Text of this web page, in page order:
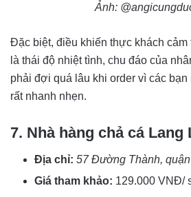
Ảnh:
Đặc biệt, điều khiến thực khách
là thái độ nhiệt tình, chu đáo của
phải đợi quá lâu khi order vì các
rất nhanh nhẹn.
7. Nhà hàng chả cá Lang
Địa chỉ: 57 Đường Thành,
Giá tham khảo: 129.000 VNĐ/